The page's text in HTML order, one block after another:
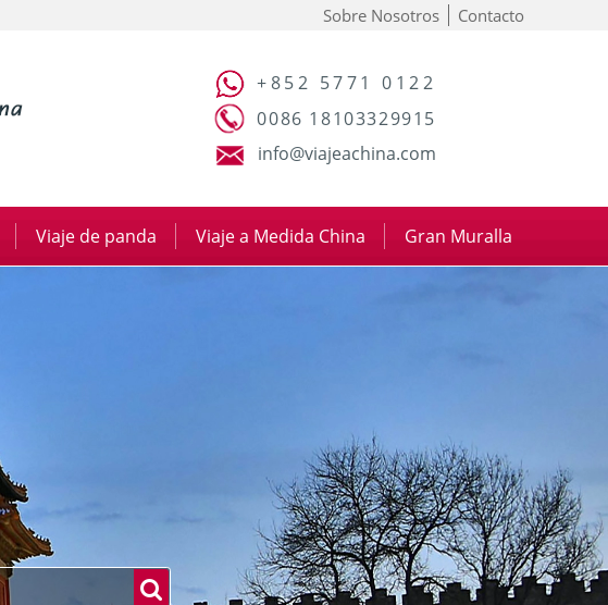
Sobre Nosotros Contacto
+852 5771 0122
0086 18103329915
info@viajeachina.com
Viaje de panda Viaje a Medida China Gran Muralla